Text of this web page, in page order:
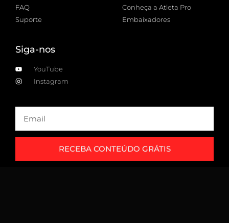
FAQ
Suporte
Conheça a Atleta Pro
Embaixadores
Siga-nos
YouTube
Instagram
RECEBA CONTEÚDO GRÁTIS